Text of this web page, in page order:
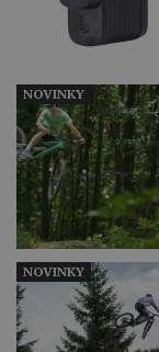
NOVINKY
NOVINKY